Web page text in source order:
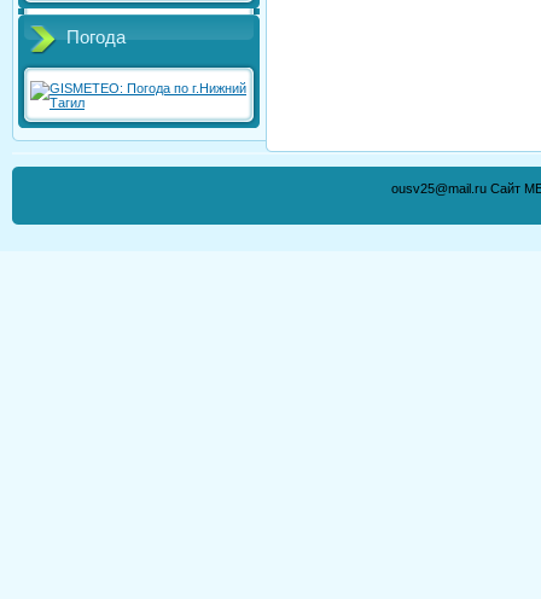
Погода
ousv25@mail.ru Сайт